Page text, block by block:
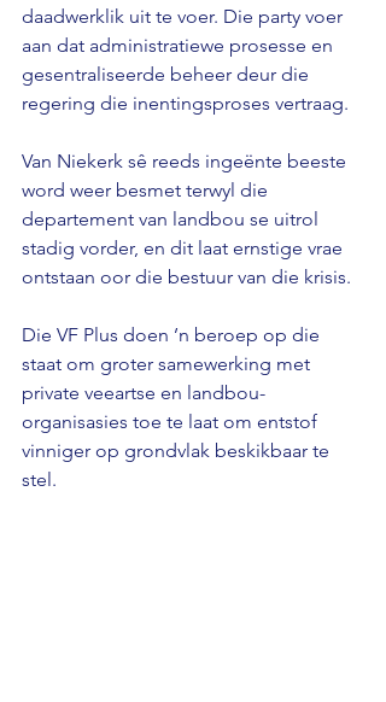
daadwerklik uit te voer. Die party voer
aan dat administratiewe prosesse en
gesentraliseerde beheer deur die
regering die inentingsproses vertraag.
Van Niekerk sê reeds ingeënte beeste
word weer besmet terwyl die
departement van landbou se uitrol
stadig vorder, en dit laat ernstige vrae
ontstaan oor die bestuur van die krisis.
Die VF Plus doen ’n beroep op die
staat om groter samewerking met
private veeartse en landbou-
organisasies toe te laat om entstof
vinniger op grondvlak beskikbaar te
stel.